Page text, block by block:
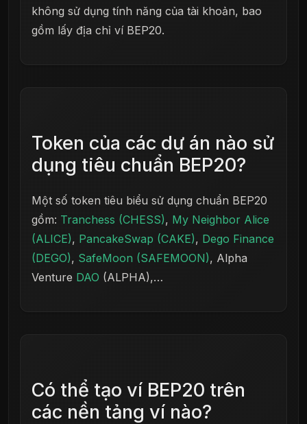
không sử dụng tính năng của tài khoản, bao
gồm lấy địa chỉ ví BEP20.
Token của các dự án nào sử
dụng tiêu chuẩn BEP20?
Một số token tiêu biểu sử dụng chuẩn BEP20
gồm: Tranchess (CHESS), My Neighbor Alice
(ALICE), PancakeSwap (CAKE), Dego Finance
(DEGO), SafeMoon (SAFEMOON), Alpha
Venture DAO (ALPHA),…
Có thể tạo ví BEP20 trên
các nền tảng ví nào?